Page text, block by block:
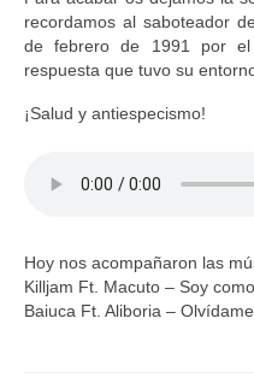
recordamos al saboteador
de febrero de 1991 por el
respuesta que tuvo su
¡Salud y antiespecismo!
Hoy nos acompañaron las
Killjam Ft. Macuto – Soy como
Baiuca Ft. Aliboria – Olvídame.